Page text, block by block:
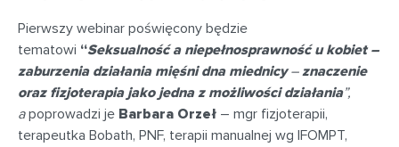
Pierwszy webinar poświęcony będzie
tematowi “Seksualność a niepełnosprawność u kobiet –
zaburzenia działania mięśni dna miednicy–znaczenie
oraz fizjoterapia jako jedna z możliwości działania”,
a poprowadzi je Barbara Orzeł – mgr fizjoterapii,
terapeutka Bobath, PNF, terapii manualnej wg IFOMPT,